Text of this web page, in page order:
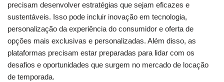
precisam desenvolver estratégias que sejam eficazes e
sustentáveis. Isso pode incluir inovação em tecnologia,
personalização da experiência do consumidor e oferta de
opções mais exclusivas e personalizadas. Além disso, as
plataformas precisam estar preparadas para lidar com os
desafios e oportunidades que surgem no mercado de locação
de temporada.